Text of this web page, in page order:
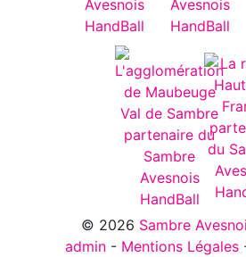
© 2026 Sambre
admin - Mentions Légales